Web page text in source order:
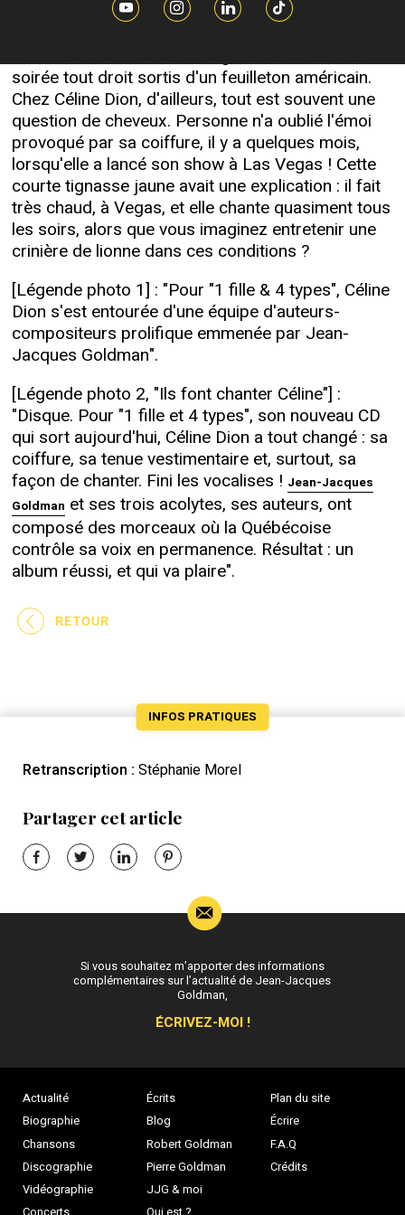
de la Québécoise, c'est une révolution. Elle semble
soirée tout droit sortis d'un feuilleton américain.
Chez Céline Dion, d'ailleurs, tout est souvent une
question de cheveux. Personne n'a oublié l'émoi
provoqué par sa coiffure, il y a quelques mois,
lorsqu'elle a lancé son show à Las Vegas ! Cette
courte tignasse jaune avait une explication : il fait
très chaud, à Vegas, et elle chante quasiment tous
les soirs, alors que vous imaginez entretenir une
crinière de lionne dans ces conditions ?
[Légende photo 1] : "Pour "1 fille & 4 types", Céline
Dion s'est entourée d'une équipe d'auteurs-
compositeurs prolifique emmenée par Jean-
Jacques Goldman".
[Légende photo 2, "Ils font chanter Céline"] :
"Disque. Pour "1 fille et 4 types", son nouveau CD
qui sort aujourd'hui, Céline Dion a tout changé : sa
coiffure, sa tenue vestimentaire et, surtout, sa
façon de chanter. Fini les vocalises ! Jean-Jacques
Goldman et ses trois acolytes, ses auteurs, ont
composé des morceaux où la Québécoise
contrôle sa voix en permanence. Résultat : un
album réussi, et qui va plaire".
RETOUR
INFOS PRATIQUES
Retranscription : Stéphanie Morel
Partager cet article
Actualité
Biographie
Chansons
Discographie
Vidéographie
Écrits
Blog
Robert Goldman
Pierre Goldman
JJG & moi
Plan du site
Écrire
F.A.Q
Crédits
Si vous souhaitez m’apporter des informations
complémentaires sur l’actualité de Jean-Jacques
Goldman,
ÉCRIVEZ-MOI !